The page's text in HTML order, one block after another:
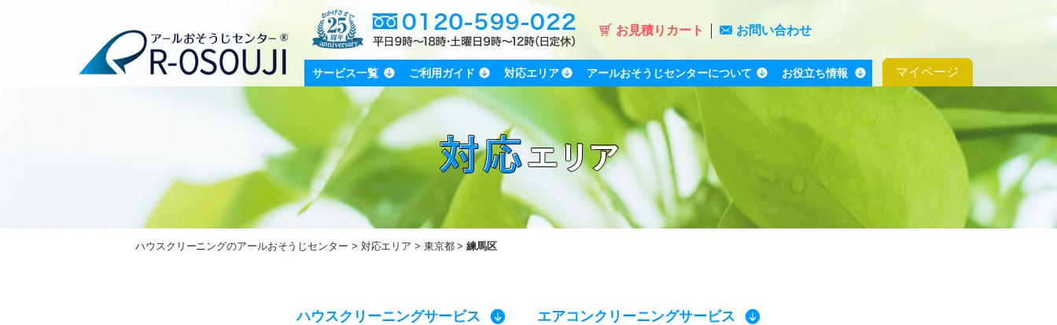
お見積りカート お問い合わせ
サービス一覧 ご利用ガイド 対応エリア アールおそうじセンターについて お役立ち情報 マイページ
ハウスクリーニングのアールおそうじセンター 対応エリア 東京都 練馬区
ハウスクリーニングサービス エアコンクリーニングサービス